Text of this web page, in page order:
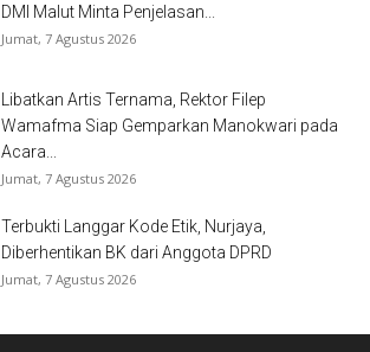
DMI Malut Minta Penjelasan...
Jumat, 7 Agustus 2026
Libatkan Artis Ternama, Rektor Filep
Wamafma Siap Gemparkan Manokwari pada
Acara...
Jumat, 7 Agustus 2026
Terbukti Langgar Kode Etik, Nurjaya,
Diberhentikan BK dari Anggota DPRD
Jumat, 7 Agustus 2026